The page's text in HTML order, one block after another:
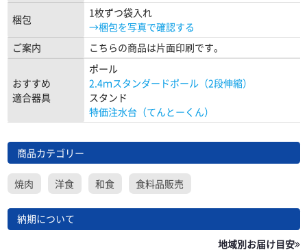
梱包
1枚ずつ袋入れ
→梱包を写真で確認する
ご案内
こちらの商品は片面印刷です。
おすすめ
適合器具
ポール
2.4ｍスタンダードポール（2段伸縮）
スタンド
特価注水台（てんとーくん）
商品カテゴリー
焼肉 洋食 和食 食料品販売
納期について
地域別お届け目安